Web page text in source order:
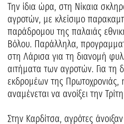
Την ίδια ώρα, στη Νίκαια
αγροτών, με κλείσιμο
παράδρομου της παλαιάς
Βόλου. Παράλληλα,
στη Λάρισα για τη διανομή
αιτήματα των αγροτών. Για τη
εκδρομέων της
αναμένεται να ανοίξει την
Στην Καρδίτσα, αγρότες